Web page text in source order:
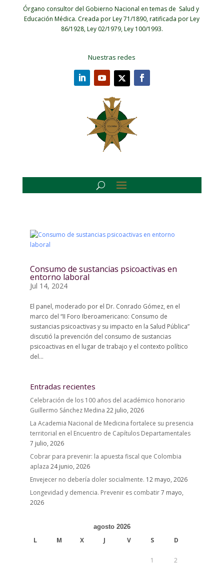
Órgano consultor del Gobierno Nacional en temas de Salud y
Educación Médica. Creada por Ley 71/1890, ratificada por Ley
86/1928, Ley 02/1979, Ley 100/1993.
Nuestras redes
Consumo de sustancias psicoactivas en
entorno laboral
Jul 14, 2024
El panel, moderado por el Dr. Conrado Gómez, en el
marco del “II Foro Iberoamericano: Consumo de
sustancias psicoactivas y su impacto en la Salud Pública”
discutió la prevención del consumo de sustancias
psicoactivas en el lugar de trabajo y el contexto político
del...
Entradas recientes
Celebración de los 100 años del académico honorario
Guillermo Sánchez Medina 22 julio, 2026
La Academia Nacional de Medicina fortalece su presencia
territorial en el Encuentro de Capítulos Departamentales
7 julio, 2026
Cobrar para prevenir: la apuesta fiscal que Colombia
aplaza 24 junio, 2026
Envejecer no debería doler socialmente. 12 mayo, 2026
Longevidad y demencia. Prevenir es combatir7 mayo,
2026
agosto 2026
L M X J V S D
1 2